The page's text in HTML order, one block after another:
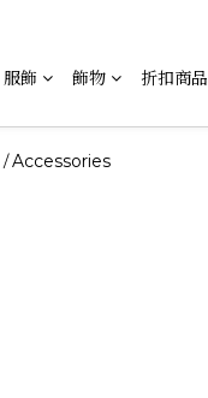
服飾 飾物 折扣商品
/Accessories